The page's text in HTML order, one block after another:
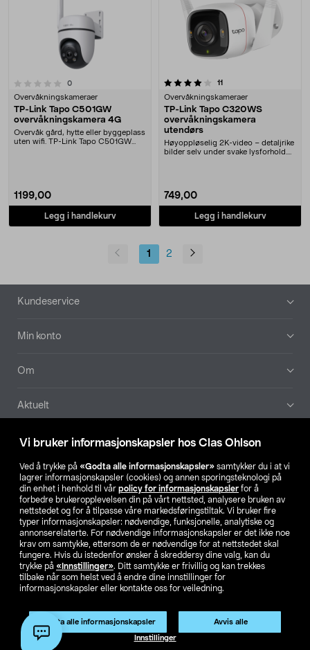
Vi bruker informasjonskapsler hos Clas Ohlson
Ved å trykke på «Godta alle informasjonskapsler» samtykker du i at vi
lagrer informasjonskapsler (cookies) og annen sporingsteknologi på
din enhet i henhold til vår policy for informasjonskapsler for å
forbedre brukeropplevelsen din på vårt nettsted, analysere bruken av
nettstedet og for å tilpasse våre markedsføringstiltak. Vi bruker fire
typer informasjonskapsler: nødvendige, funksjonelle, analytiske og
annonserelaterte. For nødvendige informasjonskapsler er det ikke noe
krav om samtykke, ettersom de er nødvendige for at nettstedet skal
fungere. Hvis du istedenfor ønsker å skreddersy dine valg, kan du
trykke på «Innstillinger». Ditt samtykke er frivillig og kan trekkes
tilbake når som helst ved å endre dine innstillinger for
informasjonskapsler eller kontakte oss for veiledning.
Godta alle informasjonskapsler Avvis alle
Innstillinger
0anmeldelser
Overvåkningskameraer
TP-Link Tapo C501GW
overvåkningskamera 4G
Overvåk gård, hytte eller byggeplass
uten wifi. TP-Link Tapo C501GW
1199,00
Legg i handlekurv
4.0 av 5 stjerner 11
Overvåkningskameraer
TP-Link Tapo C320WS
overvåkningskamera
utendørs
Høyoppløselig 2K-video – detaljrike
bilder selv under svake lysforhold.
749,00
Legg i handlekurv
1 2
Bunntekst
Kundeservice
Min konto
Om
Aktuelt
Våre selskaper
Finn din butikk
SE NO FI
Endre til priser ekskl. moms